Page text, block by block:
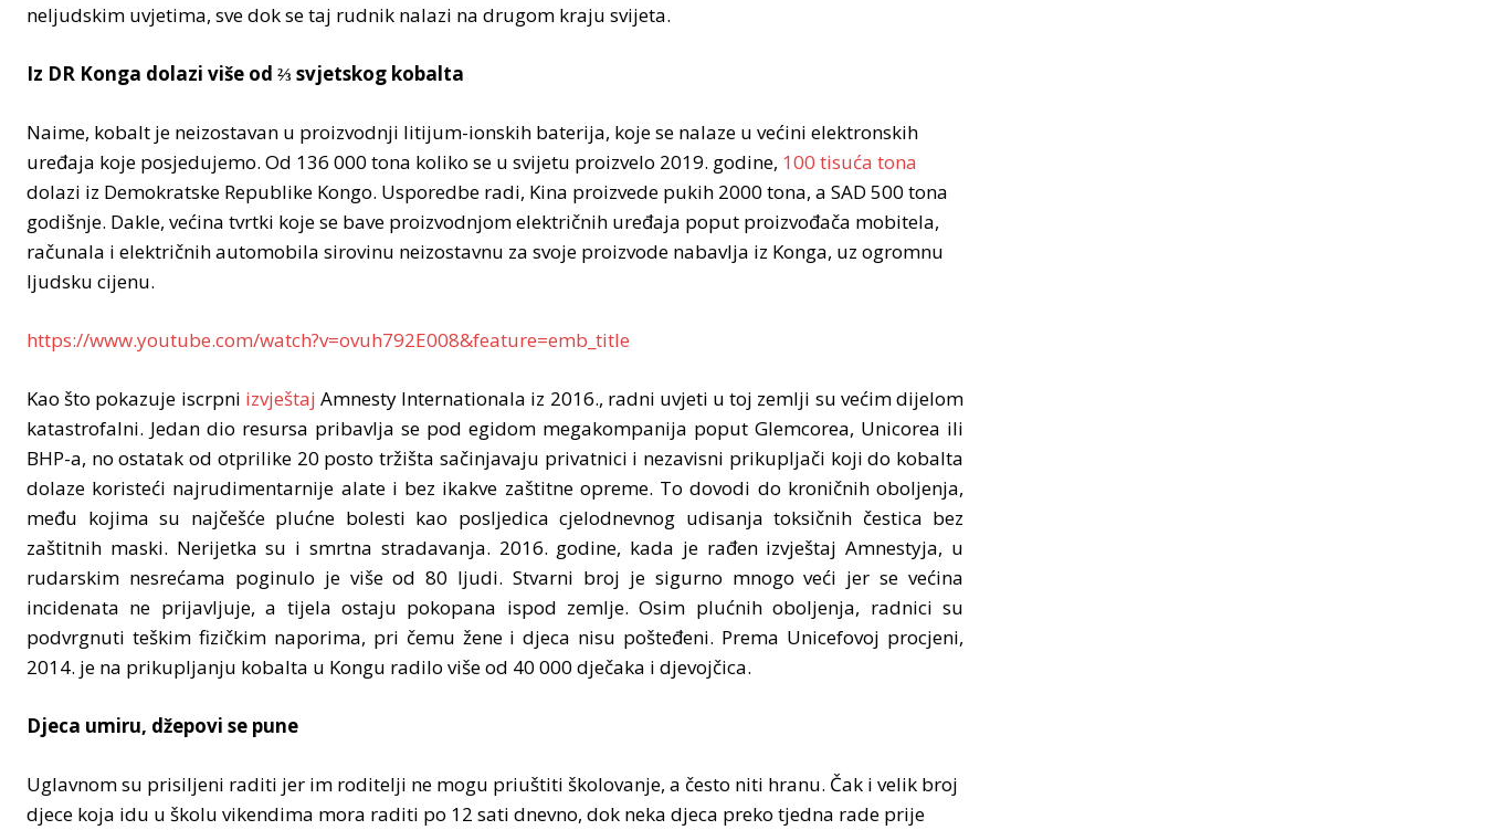
neljudskim uvjetima, sve dok se taj rudnik nalazi na drugom kraju svijeta.
Iz DR Konga dolazi više od ⅔ svjetskog kobalta
Naime, kobalt je neizostavan u proizvodnji litijum-ionskih baterija, koje se nalaze u većini elektronskih
uređaja koje posjedujemo. Od 136 000 tona koliko se u svijetu proizvelo 2019. godine, 100 tisuća tona
dolazi iz Demokratske Republike Kongo. Usporedbe radi, Kina proizvede pukih 2000 tona, a SAD 500 tona
godišnje. Dakle, većina tvrtki koje se bave proizvodnjom električnih uređaja poput proizvođača mobitela,
računala i električnih automobila sirovinu neizostavnu za svoje proizvode nabavlja iz Konga, uz ogromnu
ljudsku cijenu.
https://www.youtube.com/watch?v=ovuh792E008&feature=emb_title
Kao što pokazuje iscrpni izvještaj Amnesty Internationala iz 2016., radni uvjeti u toj zemlji su većim dijelom
katastrofalni. Jedan dio resursa pribavlja se pod egidom megakompanija poput Glemcorea, Unicorea ili
BHP-a, no ostatak od otprilike 20 posto tržišta sačinjavaju privatnici i nezavisni prikupljači koji do kobalta
dolaze koristeći najrudimentarnije alate i bez ikakve zaštitne opreme. To dovodi do kroničnih oboljenja,
među kojima su najčešće plućne bolesti kao posljedica cjelodnevnog udisanja toksičnih čestica bez
zaštitnih maski. Nerijetka su i smrtna stradavanja. 2016. godine, kada je rađen izvještaj Amnestyja, u
rudarskim nesrećama poginulo je više od 80 ljudi. Stvarni broj je sigurno mnogo veći jer se većina
incidenata ne prijavljuje, a tijela ostaju pokopana ispod zemlje. Osim plućnih oboljenja, radnici su
podvrgnuti teškim fizičkim naporima, pri čemu žene i djeca nisu pošteđeni. Prema Unicefovoj procjeni,
2014. je na prikupljanju kobalta u Kongu radilo više od 40 000 dječaka i djevojčica.
Djeca umiru, džepovi se pune
Uglavnom su prisiljeni raditi jer im roditelji ne mogu priuštiti školovanje, a često niti hranu. Čak i velik broj
djece koja idu u školu vikendima mora raditi po 12 sati dnevno, dok neka djeca preko tjedna rade prije